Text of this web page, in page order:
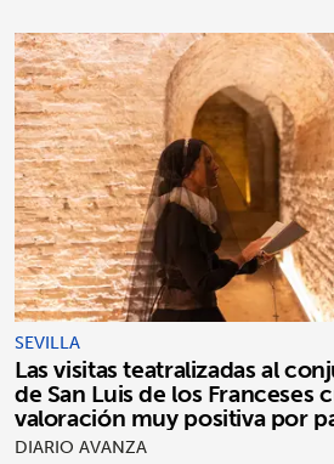
SEVILLA
Las visitas teatralizadas al
de San Luis de los Franceses
valoración muy positiva por
DIARIO AVANZA